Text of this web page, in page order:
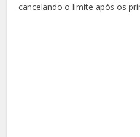
cancelando o limite após os